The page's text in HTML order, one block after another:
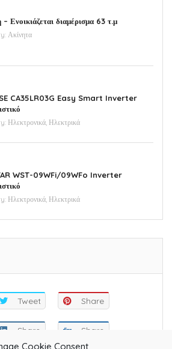
Cookie Consent
Ενοικιάζεται διαμέρισμα 63 τ.μ
Ακίνητα
CA35LR03G Easy Smart Inverter
Ηλεκτρονικά, Ηλεκτρικά
WST-09WFi/09WFo Inverter
Ηλεκτρονικά, Ηλεκτρικά
Tweet Share
Share Share